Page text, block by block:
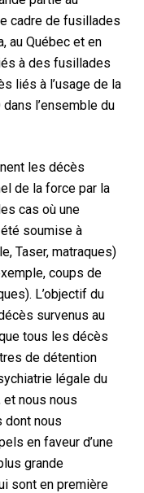
cadre de fusillades
au Québec et en
à des fusillades
liés à l’usage de la
l’ensemble du
les décès
de la force par la
cas où une
soumise à
Taser, matraques)
coups de
L’objectif du
survenus au
tous les décès
de détention
légale du
et nous nous
dont nous
en faveur d’une
grande
sont en première